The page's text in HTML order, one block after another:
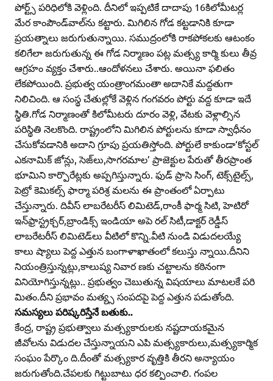
పోర్ట్స్‌ పరిధిలోకి వెళ్లింది. దీనిలో ఇప్పటికే దాదాపు 16కిలోమీటర్ల
మేర కాంపౌండ్‌వాల్‌ను కట్టారు. మిగిలిన గోడ కట్టడానికి కూడా
ప్రయత్నాలు జరుగుతున్నాయి. సముద్రంలోకి రాకపోకలకు ఆటంకం
కలిగేలా జరుగుతున్న ఈ గోడ నిర్మాణం పట్ల మత్స్య కార్మి కులు తీవ్ర
ఆగ్రహం వ్యక్తం చేశారు..ఆందోళనలు చేశారు. అయినా ఫలితం
లేకపోయింది. ప్రభుత్వ యంత్రాంగమంతా అదానికే మద్దతుగా
నిలిచింది. ఆ సంస్థ చేతుల్లోకే వెళ్లిన గంగవరం పోర్టు వద్ద కూడా ఇదే
స్థితి.గోడ నిర్మాణంతో కిలోమీటరు దూరం వెళ్లి, వేటకు వెళ్లాల్సిన
పరిస్థితి నెలకొంది. రాష్ట్రంలోని మిగిలిన పోర్టులను కూడా స్వాధీనం
చేసుకోవడానికి అదాని గ్రూపు ప్రయతిస్తోంది. పోర్టులే కాకుండా‘కోస్టల్‌
ఎకనామిక్‌ జోన్లు, సెజ్‌లు,సాగరమాల’ ప్రాజెక్టుల పేరుతో తీరప్రాంత
భూమిని కార్పొరేట్లకు అప్పగిస్తున్నారు. ఫుడ్‌ ప్రాసె సింగ్‌, టెక్స్‌టైల్స్‌,
పెట్రో కెమికల్స్‌ ఫార్మా పరిశ్ర మలను ఈ ప్రాంతంలో ఏర్పాటు
చేస్తున్నారు. దివీస్‌ లాబరేటరీస్‌ లిమిటెడ్‌,రాంకీ ఫార్మ సిటి, హెటిరో
ఇన్‌ఫ్రాస్ట్రక్చర్‌,బ్రాండిక్స్‌ ఇండియా అపె రల్‌ సిటీ,డాక్టర్‌ రెడ్డీస్‌
లాబరేటరీస్‌ లిమిటెడ్‌లు వీటిలో కొన్ని.వీటి నుండి విడుదలయ్యే
కాలు ష్యాలు పెద్ద ఎత్తున బంగాళాఖాతంలో కలుస్తు న్నాయి.దీనిని
నియంత్రిస్తున్నట్లు,కాలుష్య నివార ణకు చట్టాలను కఠినంగా
వినియోగిస్తున్నట్లు.. ప్రభుత్వం చెబుతున్న విషయాలు మాటలకే పరి
మితం.దీని ప్రభావం మత్య్స సంపదపై పెద్ద ఎత్తున పడుతోంది.
సమస్యలు పరిష్కరిస్తేనే బతుకు..
కేంద్ర, రాష్ట్ర ప్రభుత్వాలు మత్స్యకారులకు నష్టదాయకమైన
జీవోలను విడుదల చేస్తున్నాయని ఎపి మత్స్యకారులు,మత్స్యకార్మిక
సంఘం పేర్కొం ది.దీంతో మత్స్యకార వృత్తికి తీరని అన్యాయం
జరుగుతోంది.చేపలకు గిట్టుబాటు ధర కల్పించాలి. గంపల